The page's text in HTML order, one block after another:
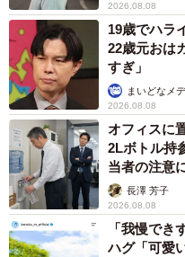
2026.08.08
19歳でハラ
22歳元おは
すぎ」
まいどなメ
2026.08.08
オフィスに
2Lボトル持
当者の注意
説】長澤 芳子
2026.08.08
「我慢でき
ハグ「可愛